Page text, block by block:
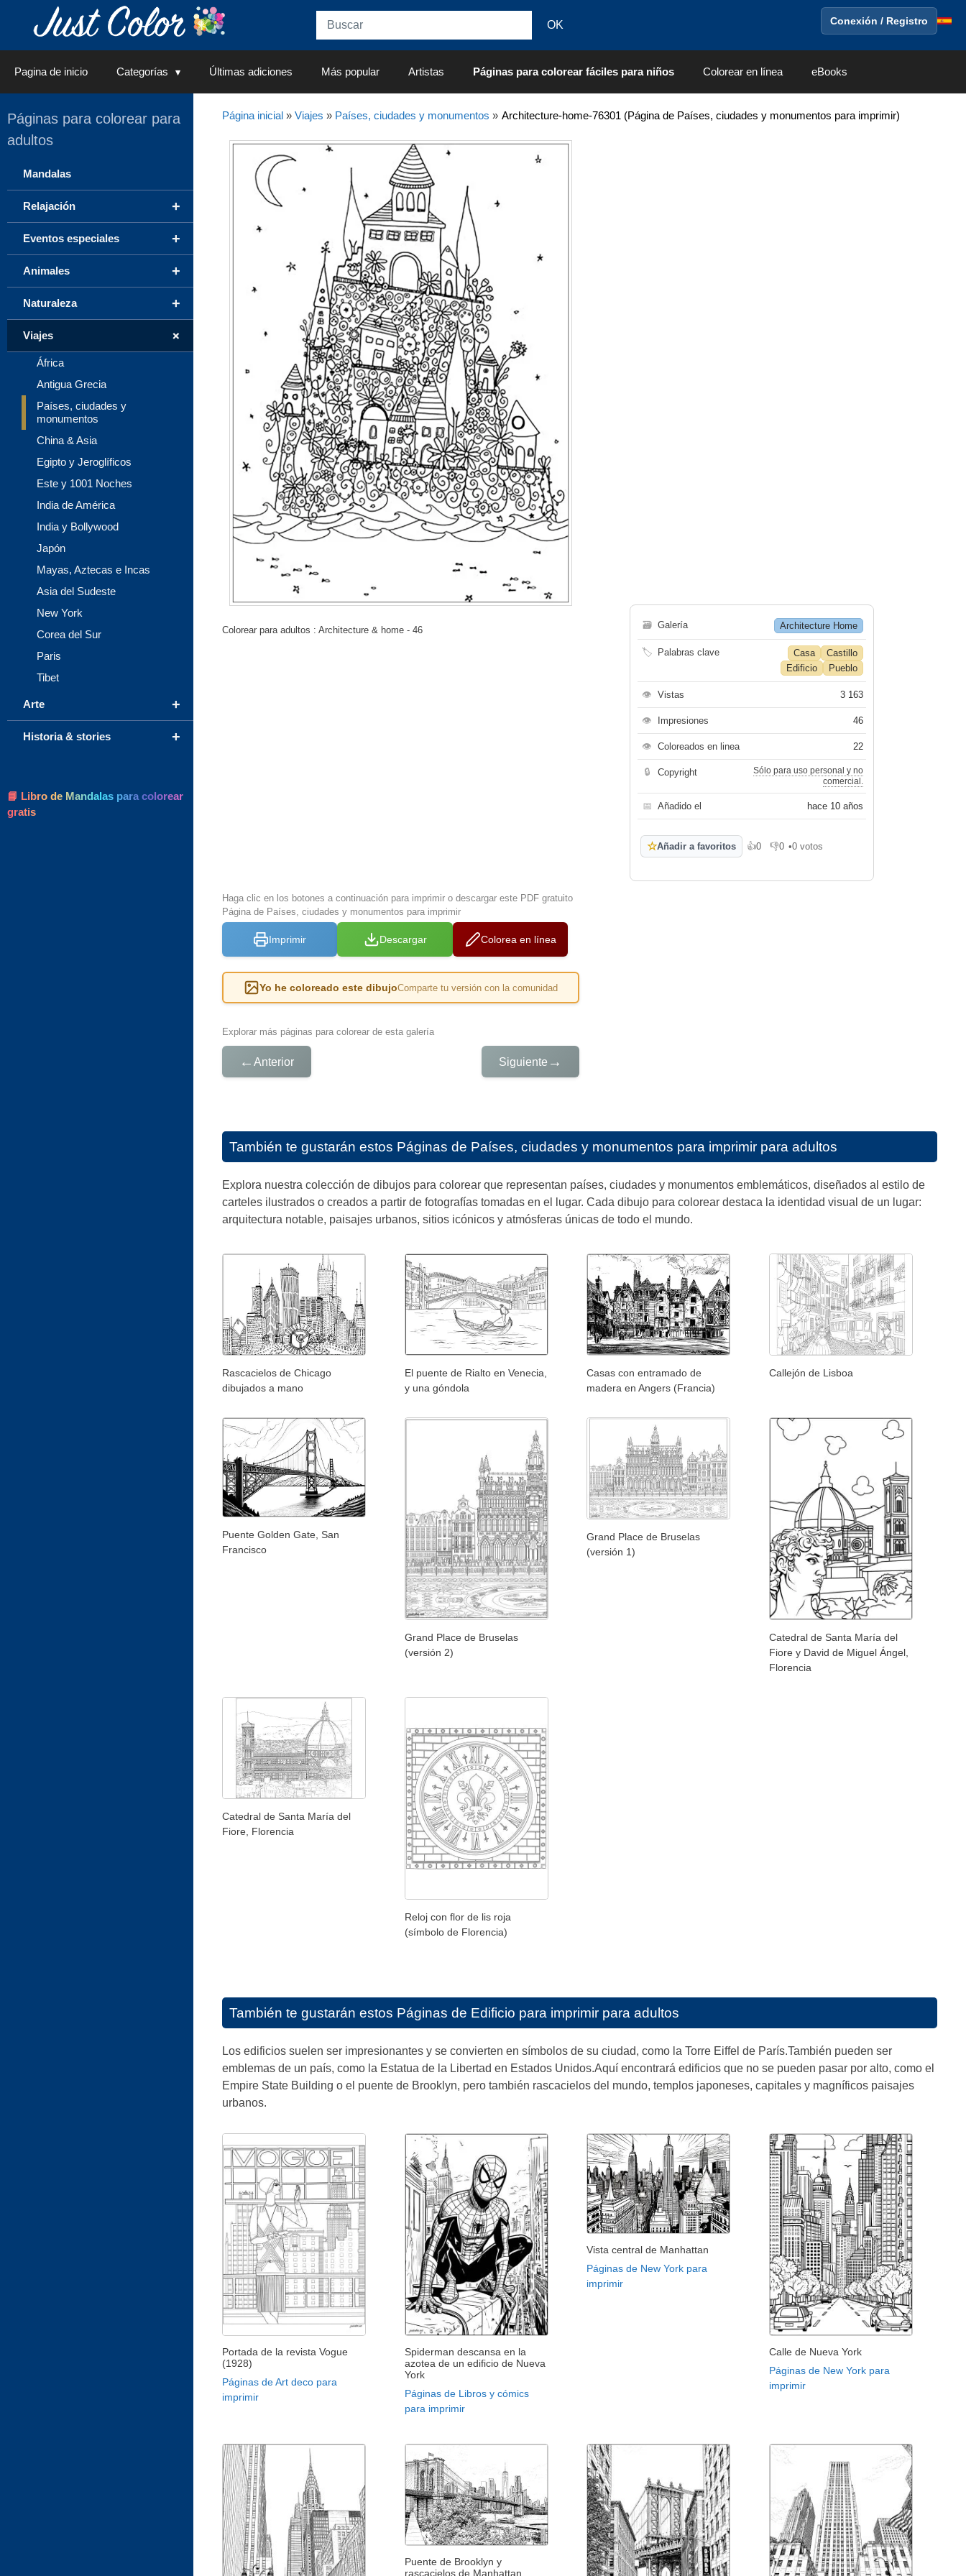
Conexión / Registro
Pagina de inicio Categorías Últimas adiciones Más popular Artistas Páginas para colorear fáciles para niños Colorear en línea eBooks
Página inicial» Viajes » Países, ciudades y monumentos » Architecture-home-76301 (Página de Países, ciudades y monumentos para imprimir)
Colorear para adultos : Architecture & home - 46
Haga clic en los botones a continuación para imprimir o descargar este PDF gratuito
Página de Países, ciudades y monumentos para imprimir
Imprimir Descargar Colorea en línea
Yo he coloreado este dibujoComparte tu versión con la comunidad
Explorar más páginas para colorear de esta galería
← Anterior Siguiente →
🗃 Galería Architecture Home
🏷 Palabras clave Casa
Castillo
Edificio
Pueblo
👁 Vistas 3 163
👁 Impresiones 46
👁 Coloreados en linea 22
🔒 Copyright
Sólo para uso personal y no
comercial.
📅 Añadido el hace 10 años
☆Añadir a favoritos 👍0
Me gusta
👎0
No me gusta
•0 votos
También te gustarán estos Páginas de Países, ciudades y monumentos para imprimir para adultos
Explora nuestra colección de dibujos para colorear que representan países, ciudades y monumentos emblemáticos, diseñados al estilo de
carteles ilustrados o creados a partir de fotografías tomadas en el lugar. Cada dibujo para colorear destaca la identidad visual de un lugar:
arquitectura notable, paisajes urbanos, sitios icónicos y atmósferas únicas de todo el mundo.
Rascacielos de Chicago
dibujados a mano
El puente de Rialto en Venecia,
y una góndola
Casas con entramado de
madera en Angers (Francia)
Callejón de Lisboa
Puente Golden Gate, San
Francisco
Grand Place de Bruselas
(versión 2)
Grand Place de Bruselas
(versión 1)
Catedral de Santa María del
Fiore y David de Miguel Ángel,
Florencia
Catedral de Santa María del
Fiore, Florencia
Reloj con flor de lis roja
(símbolo de Florencia)
También te gustarán estos Páginas de Edificio para imprimir para adultos
Los edificios suelen ser impresionantes y se convierten en símbolos de su ciudad, como la Torre Eiffel de París.También pueden ser
emblemas de un país, como la Estatua de la Libertad en Estados Unidos.Aquí encontrará edificios que no se pueden pasar por alto, como el
Empire State Building o el puente de Brooklyn, pero también rascacielos del mundo, templos japoneses, capitales y magníficos paisajes
urbanos.
Portada de la revista Vogue
(1928)
Páginas de Art deco para
imprimir
Spiderman descansa en la
azotea de un edificio de Nueva
York
Páginas de Libros y cómics
para imprimir
Vista central de Manhattan
Páginas de New York para
imprimir
Calle de Nueva York
Páginas de New York para
imprimir
Puente de Brooklyn y
rascacielos de Manhattan
Páginas para colorear para
adultos
Mandalas
+
Relajación
+
Eventos especiales
+
Animales
+
Naturaleza
+
Viajes
África
Antigua Grecia
Países, ciudades y
monumentos
China & Asia
Egipto y Jeroglíficos
Este y 1001 Noches
India de América
India y Bollywood
Japón
Mayas, Aztecas e Incas
Asia del Sudeste
New York
Corea del Sur
Paris
Tibet
+
Arte
+
Historia & stories
📘 Libro de Mandalas para colorear
gratis